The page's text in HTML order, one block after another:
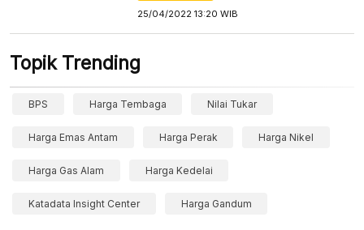
25/04/2022 13:20 WIB
Topik Trending
BPS Harga Tembaga Nilai Tukar
Harga Emas Antam Harga Perak Harga Nikel
Harga Gas Alam Harga Kedelai
Katadata Insight Center Harga Gandum